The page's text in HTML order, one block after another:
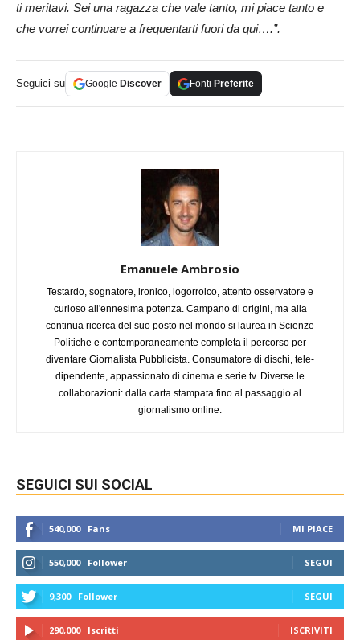
ti meritavi. Sei una ragazza che vale tanto, mi piace tanto e
che vorrei continuare a frequentarti fuori da qui….”.
Seguici su Google Discover Fonti Preferite
Emanuele Ambrosio
Testardo, sognatore, ironico, logorroico, attento osservatore e
curioso all'ennesima potenza. Campano di origini, ma alla
continua ricerca del suo posto nel mondo si laurea in Scienze
Politiche e contemporaneamente completa il percorso per
diventare Giornalista Pubblicista. Consumatore di dischi, tele-
dipendente, appassionato di cinema e serie tv. Diverse le
collaborazioni: dalla carta stampata fino al passaggio al
giornalismo online.
SEGUICI SUI SOCIAL
540,000 Fans MI PIACE
550,000 Follower SEGUI
9,300 Follower SEGUI
290,000 Iscritti ISCRIVITI